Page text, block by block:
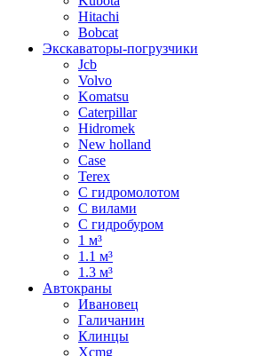
Hitachi
Bobcat
Экскаваторы-погрузчики
Jcb
Volvo
Komatsu
Caterpillar
Hidromek
New holland
Case
Terex
С гидромолотом
С вилами
С гидробуром
1 м³
1.1 м³
1.3 м³
Автокраны
Ивановец
Галичанин
Клинцы
Xcmg